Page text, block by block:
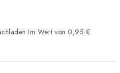
Im Wert von 0,95 €